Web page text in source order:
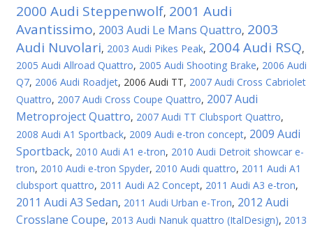
2000 Audi Steppenwolf, 2001 Audi
Avantissimo, 2003 Audi Le Mans Quattro, 2003
Audi Nuvolari, 2003 Audi Pikes Peak, 2004 Audi RSQ,
2005 Audi Allroad Quattro, 2005 Audi Shooting Brake, 2006 Audi
Q7, 2006 Audi Roadjet, 2006 Audi TT, 2007 Audi Cross Cabriolet
Quattro, 2007 Audi Cross Coupe Quattro, 2007 Audi
Metroproject Quattro, 2007 Audi TT Clubsport Quattro,
2008 Audi A1 Sportback, 2009 Audi e-tron concept, 2009 Audi
Sportback, 2010 Audi A1 e-tron, 2010 Audi Detroit showcar e-
tron, 2010 Audi e-tron Spyder, 2010 Audi quattro, 2011 Audi A1
clubsport quattro, 2011 Audi A2 Concept, 2011 Audi A3 e-tron,
2011 Audi A3 Sedan, 2011 Audi Urban e-Tron, 2012 Audi
Crosslane Coupe, 2013 Audi Nanuk quattro (ItalDesign), 2013